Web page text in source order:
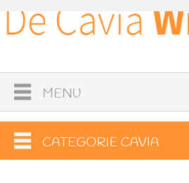
MENU
CATEGORIE CAVIA